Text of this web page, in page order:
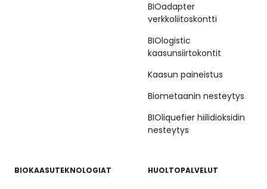
BIOadapter
verkkoliitoskontti
BIOlogistic
kaasunsiirtokontit
Kaasun paineistus
Biometaanin nesteytys
BIOliquefier hiilidioksidin
nesteytys
BIOKAASUTEKNOLOGIAT HUOLTOPALVELUT